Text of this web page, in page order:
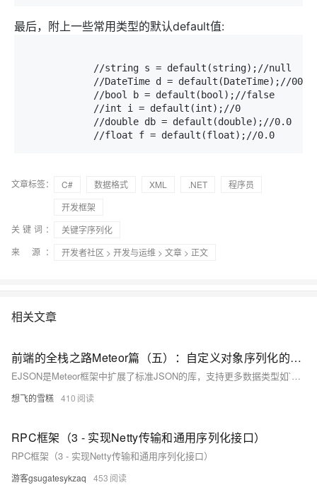
最后，附上一些常用类型的默认default值:
            //string s = default(string);//null
//DateTime d = default(DateTime);//
            //bool b = default(bool);//false
            //int i = default(int);//0
            //double db = default(double);//0.0
文章标签： C# 数据格式 XML .NET
程序员
开发框架
关键词：
关键字序列化
来 源：
开发者社区 > 开发与运维 > 文章 > 正文
相关文章
前端的全栈之路Meteor篇（五）：自定义对象序列化的EJSON介绍 - 跨设备的对象传输
EJSON是Meteor框架中扩展了标准JSON的库，支持更多数据类型如`Date`、`Binary`等。它提供了序列化和反序列化功能，使客户端和服务器之间的复杂数据传输更加便捷高效。EJSON还支持自定义对象的定义和传输，通过`EJSON.addType`注册自定义类型，确保数据在两端无缝传递。
想飞的雪糕 410
RPC框架（3 - 实现Netty传输和通用序列化接口）
RPC框架（3 - 实现Netty传输和通用序列化接口）
游客gsugatesykzaq 453